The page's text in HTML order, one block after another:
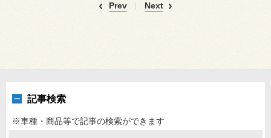
Prev Next
記事検索
※車種・商品等で記事の検索ができます